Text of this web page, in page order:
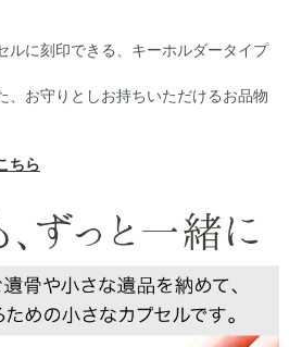
ルに刻印できる、キーホルダータイプ
、お守りとしお持ちいただけるお品物
ちら